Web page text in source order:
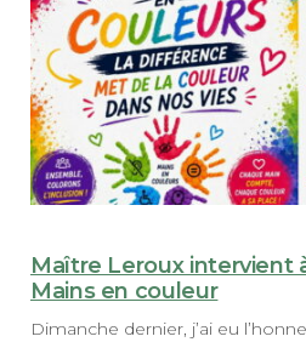
Maître Leroux intervient
Mains en couleur
Dimanche dernier, j’ai eu